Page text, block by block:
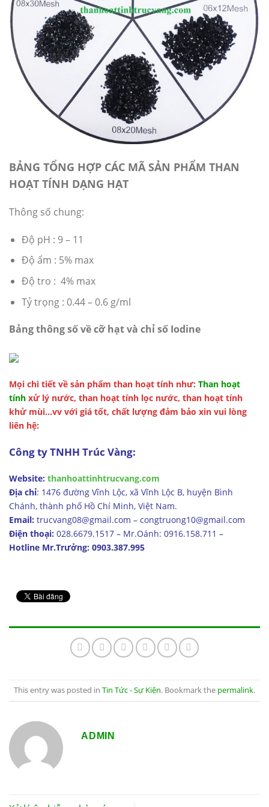
BẢNG TỔNG HỢP CÁC MÃ SẢN PHẨM THAN
HOẠT TÍNH DẠNG HẠT
Thông số chung:
Độ pH : 9 – 11
Độ ẩm : 5% max
Độ tro : 4% max
Tỷ trọng : 0.44 – 0.6 g/ml
Bảng thông số về cỡ hạt và chỉ số Iodine
Mọi chi tiết về sản phẩm than hoạt tính như: Than hoạt
tính xử lý nước, than hoạt tính lọc nước, than hoạt tính
khử mùi…vv với giá tốt, chất lượng đảm bảo xin vui lòng
liên hệ:
Công ty TNHH Trúc Vàng:
Website: thanhoattinhtrucvang.com
Địa chỉ: 1476 đường Vĩnh Lộc, xã Vĩnh Lộc B, huyện Bình
Chánh, thành phố Hồ Chí Minh, Việt Nam.
Email: trucvang08@gmail.com – congtruong10@gmail.com
Điện thoại: 028.6679.1517 – Mr.Oánh: 0916.158.711 –
Hotline Mr.Trưởng: 0903.387.995
This entry was posted in Tin Tức - Sự Kiện. Bookmark the permalink.
ADMIN